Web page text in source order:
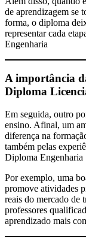
de aprendizagem se
forma, o diploma
representar cada
Engenharia
A importância
Diploma
Em seguida, outro
ensino. Afinal, um
diferença na
também pelas
Diploma Engenharia
Por exemplo, uma
promove atividades
reais do mercado de
professores
aprendizado mais